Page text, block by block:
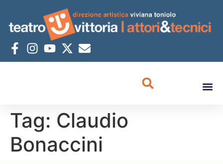
Tag: Claudio
Bonaccini